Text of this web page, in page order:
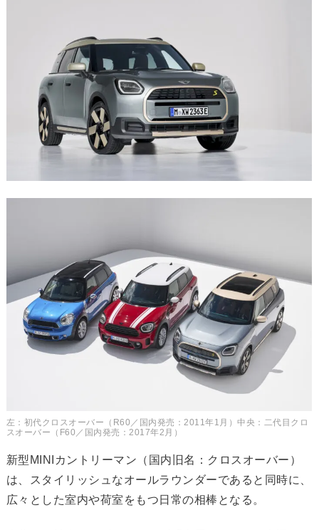
左：初代クロスオーバー（R60／国内発売：2011年1月）中央：二代目クロ
スオーバー（F60／国内発売：2017年2月）
新型MINIカントリーマン（国内旧名：クロスオーバー）
は、スタイリッシュなオールラウンダーであると同時に、
広々とした室内や荷室をもつ日常の相棒となる。